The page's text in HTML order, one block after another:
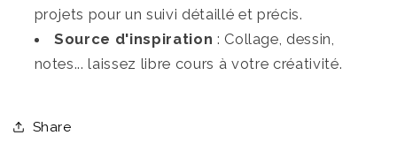
projets pour un suivi détaillé et précis.
Source d'inspiration : Collage, dessin,
notes... laissez libre cours à votre créativité.
Share